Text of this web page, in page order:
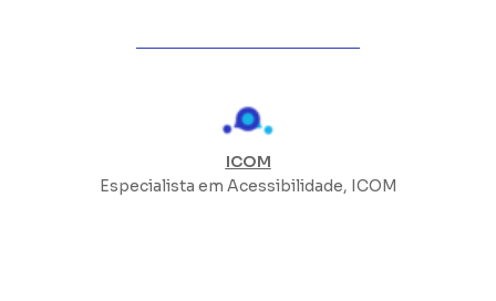
ICOM
Especialista em Acessibilidade, ICOM